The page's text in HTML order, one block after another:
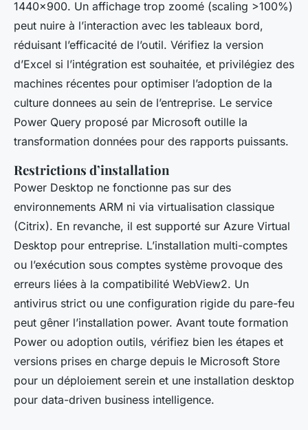
1440x900. Un affichage trop zoomé (scaling >100%)
peut nuire à l’interaction avec les tableaux bord,
réduisant l’efficacité de l’outil. Vérifiez la version
d’Excel si l’intégration est souhaitée, et privilégiez des
machines récentes pour optimiser l’adoption de la
culture donnees au sein de l’entreprise. Le service
Power Query proposé par Microsoft outille la
transformation données pour des rapports puissants.
Restrictions d’installation
Power Desktop ne fonctionne pas sur des
environnements ARM ni via virtualisation classique
(Citrix). En revanche, il est supporté sur Azure Virtual
Desktop pour entreprise. L’installation multi-comptes
ou l’exécution sous comptes système provoque des
erreurs liées à la compatibilité WebView2. Un
antivirus strict ou une configuration rigide du pare-feu
peut gêner l’installation power. Avant toute formation
Power ou adoption outils, vérifiez bien les étapes et
versions prises en charge depuis le Microsoft Store
pour un déploiement serein et une installation desktop
pour data-driven business intelligence.